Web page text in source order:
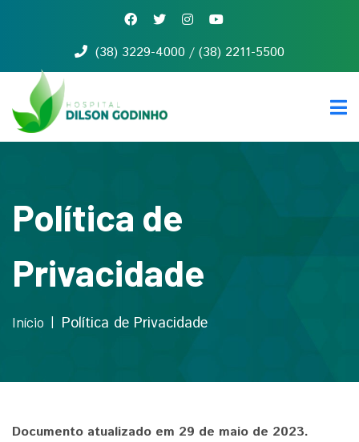
(38) 3229-4000 / (38) 2211-5500
Quem
somos
Serviços
Política de
Privacidade
Início Política de Privacidade
Documento atualizado em 29 de maio de 2023.